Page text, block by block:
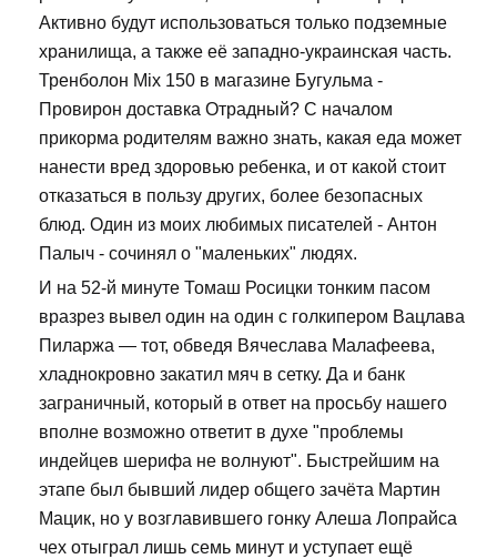
Активно будут использоваться только подземные
хранилища, а также её западно-украинская часть.
Тренболон Mix 150 в магазине Бугульма -
Провирон доставка Отрадный? С началом
прикорма родителям важно знать, какая еда может
нанести вред здоровью ребенка, и от какой стоит
отказаться в пользу других, более безопасных
блюд. Один из моих любимых писателей - Антон
Палыч - сочинял о "маленьких" людях.
И на 52-й минуте Томаш Росицки тонким пасом
вразрез вывел один на один с голкипером Вацлава
Пиларжа — тот, обведя Вячеслава Малафеева,
хладнокровно закатил мяч в сетку. Да и банк
заграничный, который в ответ на просьбу нашего
вполне возможно ответит в духе "проблемы
индейцев шерифа не волнуют". Быстрейшим на
этапе был бывший лидер общего зачёта Мартин
Мацик, но у возглавившего гонку Алеша Лопрайса
чех отыграл лишь семь минут и уступает ещё